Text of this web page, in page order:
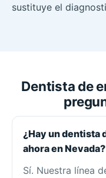
sustituye el
Dentista de
¿Hay un dentista
ahora en Nevada?
Sí. Nuestra línea